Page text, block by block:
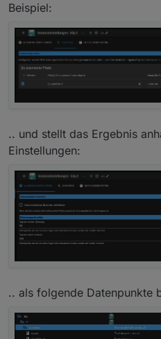
Beispiel:
.. und stellt das Ergebnis
Einstellungen:
.. als folgende Datenpunkte